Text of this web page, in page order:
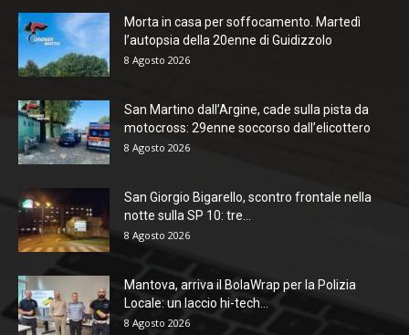
Morta in casa per soffocamento. Martedì
l’autopsia della 20enne di Guidizzolo
8 Agosto 2026
San Martino dall’Argine, cade sulla pista da
motocross: 29enne soccorso dall’elicottero
8 Agosto 2026
San Giorgio Bigarello, scontro frontale nella
notte sulla SP 10: tre...
8 Agosto 2026
Mantova, arriva il BolaWrap per la Polizia
Locale: un laccio hi-tech...
8 Agosto 2026